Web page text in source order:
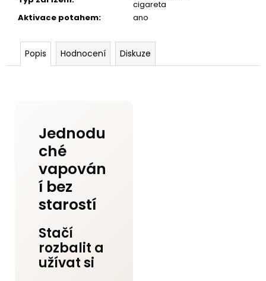
cigareta
Aktivace potahem: ano
Popis Hodnocení Diskuze
Jednodu
ché
vapován
í bez
starostí
Stačí
rozbalit a
užívat si
Kč